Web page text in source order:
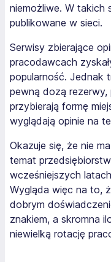
niemożliwe. W takich
publikowane w sieci.
Serwisy zbierające
pracodawcach
popularność. Jednak
pewną dozą
przybierają formę
wyglądają opinie na
Okazuje się, że nie
temat
wcześniejszych
Wygląda więc na to,
dobrym
znakiem, a skromna
niewielką rotację